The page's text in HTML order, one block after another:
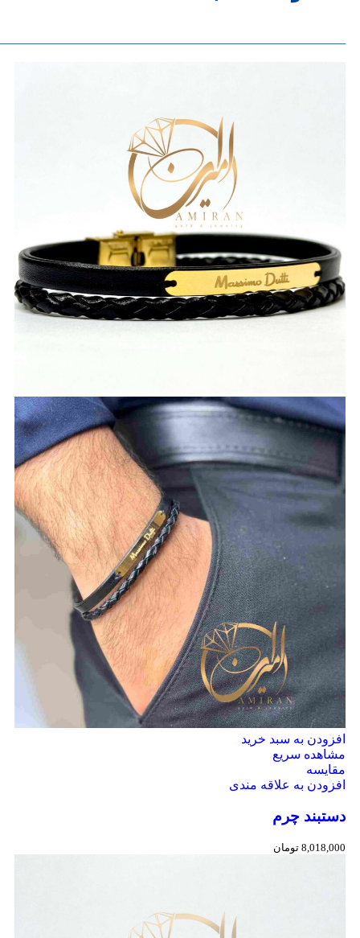
افزودن به سبد خرید
مشاهده سریع
مقایسه
افزودن به علاقه مندی
دستبند چرم
8,018,000 تومان